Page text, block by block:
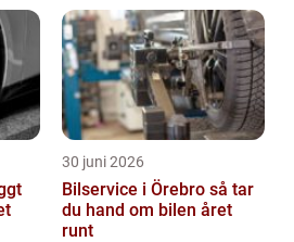
artikel kommer vi att ge
30 juni 2026
Bilservice i Örebro så tar
du hand om bilen året
runt